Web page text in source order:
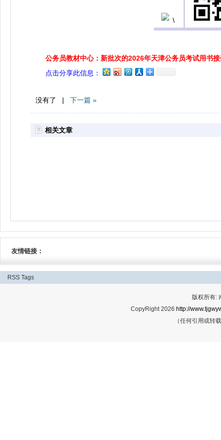
公务员教材中心：新批次的2026年天津公务员考试用书
点击分享此信息：
没有了 | 下一篇 »
相关文章
友情链接：
RSS Tags
版权所有:
CopyRight 2026 http://
（任何引用或转